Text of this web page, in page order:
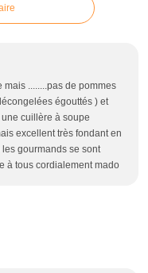
........pas de pommes
égouttés ) et
cuillère à soupe
excellent très fondant en
gourmands se sont
à tous cordialement mado